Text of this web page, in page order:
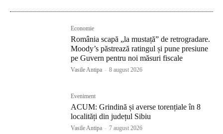
Economie
România scapă „la mustață” de retrogradare.
Moody’s păstrează ratingul și pune presiune
pe Guvern pentru noi măsuri fiscale
Vasile Antipa - 8 august 2026
Eveniment
ACUM: Grindină și averse torențiale în 8
localități din județul Sibiu
Vasile Antipa - 7 august 2026